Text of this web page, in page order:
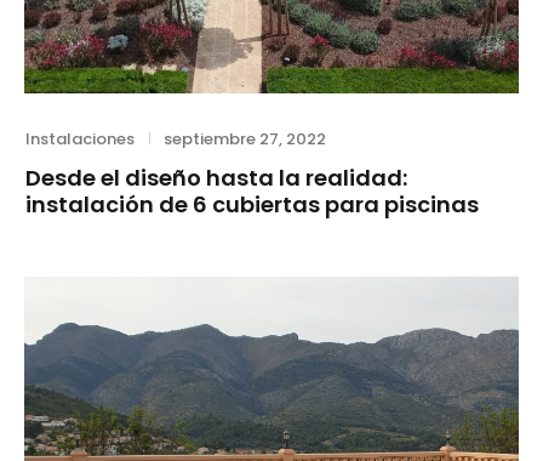
Category
Instalaciones
Posted
septiembre 27, 2022
Desde el diseño hasta la realidad:
instalación de 6 cubiertas para piscinas